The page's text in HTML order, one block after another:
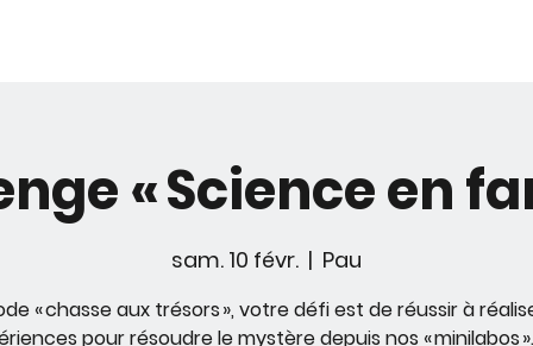
« Science en
sam. 10 févr.
  |
Pau
« chasse aux trésors », votre défi est de réussir à
pour résoudre le mystère depuis nos « minilabos